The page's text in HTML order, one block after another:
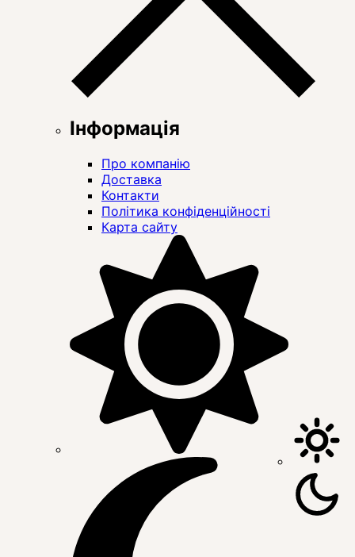
Інформація
Про компанію
Доставка
Контакти
Політика конфіденційності
Карта сайту